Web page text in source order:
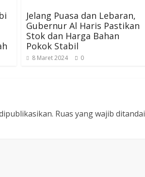
Jelang Puasa dan Lebaran,
Gubernur Al Haris Pastikan
Stok dan Harga Bahan
Pokok Stabil
8 Maret 2024 0
Ruas yang wajib ditandai